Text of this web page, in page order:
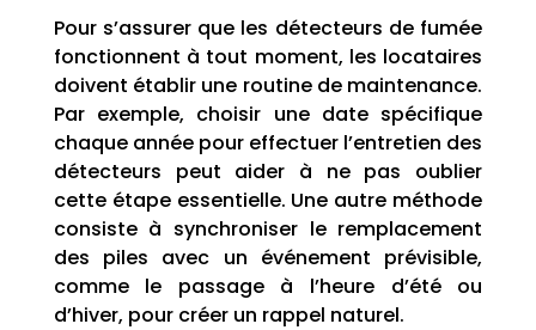
Pour s’assurer que les détecteurs de fumée
fonctionnent à tout moment, les locataires
doivent établir une routine de maintenance.
Par exemple, choisir une date spécifique
chaque année pour effectuer l’entretien des
détecteurs peut aider à ne pas oublier
cette étape essentielle. Une autre méthode
consiste à synchroniser le remplacement
des piles avec un événement prévisible,
comme le passage à l’heure d’été ou
d’hiver, pour créer un rappel naturel.